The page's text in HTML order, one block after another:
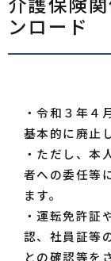
ンロード
・令和３年４
基本的に廃止
・ただし、本
者への委任等
ます。
・運転免許証
認、社員証等
との確認等を